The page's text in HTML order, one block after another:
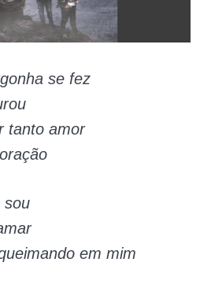
se fez
tanto amor
sou
em mim